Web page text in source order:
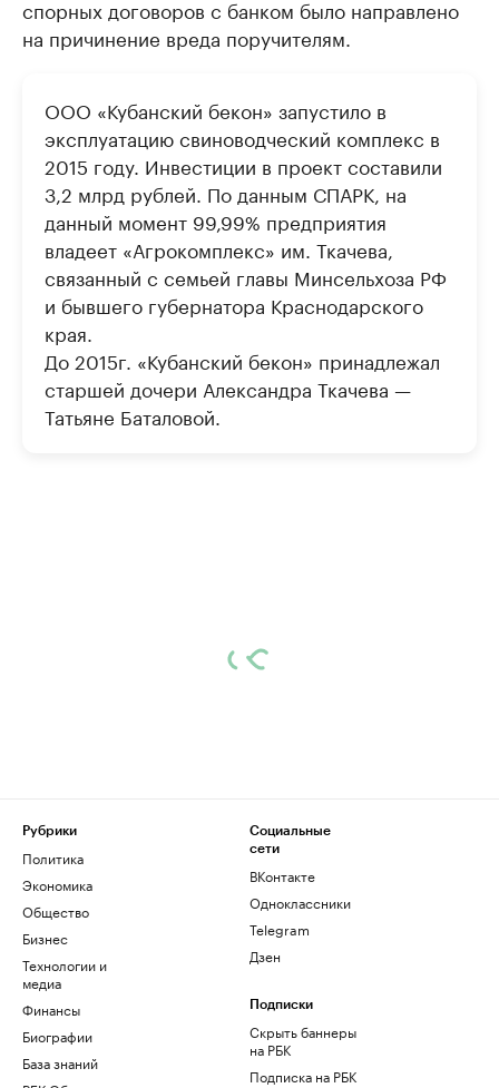
спорных договоров с банком было направлено
на причинение вреда поручителям.
ООО «Кубанский бекон» запустило в
эксплуатацию свиноводческий комплекс в
2015 году. Инвестиции в проект составили
3,2 млрд рублей. По данным СПАРК, на
данный момент 99,99% предприятия
владеет «Агрокомплекс» им. Ткачева,
связанный с семьей главы Минсельхоза РФ
и бывшего губернатора Краснодарского
края.
До 2015г. «Кубанский бекон» принадлежал
старшей дочери Александра Ткачева —
Татьяне Баталовой.
Рубрики
Политика
Экономика
Общество
Бизнес
Технологии и
медиа
Финансы
Биографии
База знаний
Социальные
сети
ВКонтакте
Одноклассники
Telegram
Дзен
Подписки
Скрыть баннеры
на РБК
Подписка на РБК